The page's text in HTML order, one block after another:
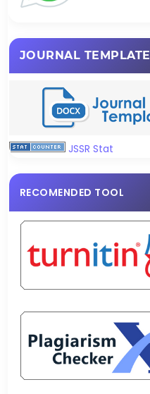
JOURNAL TEMPLATE
JSSR Stat
RECOMENDED TOOL